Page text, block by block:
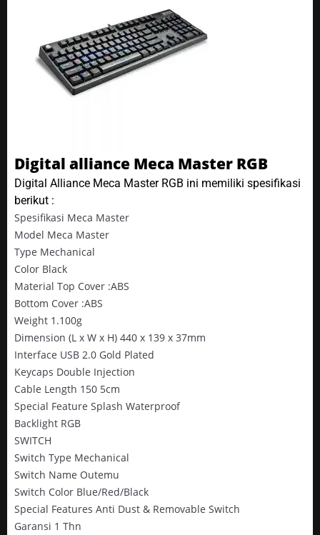
Digital alliance Meca Master RGB
Digital Alliance Meca Master RGB ini memiliki spesifikasi
berikut :
Spesifikasi Meca Master
Model Meca Master
Type Mechanical
Color Black
Material Top Cover :ABS
Bottom Cover :ABS
Weight 1.100g
Dimension (L x W x H) 440 x 139 x 37mm
Interface USB 2.0 Gold Plated
Keycaps Double Injection
Cable Length 150 5cm
Special Feature Splash Waterproof
Backlight RGB
SWITCH
Switch Type Mechanical
Switch Name Outemu
Switch Color Blue/Red/Black
Special Features Anti Dust & Removable Switch
Garansi 1 Thn